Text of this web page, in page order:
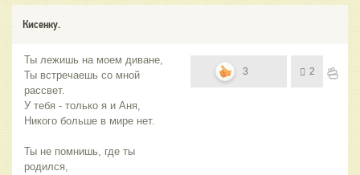
Кисенку.
Ты лежишь на моем диване,
Ты встречаешь со мной
рассвет.
У тебя - только я и Аня,
Никого больше в мире нет.
Ты не помнишь, где ты
родился,
3 2